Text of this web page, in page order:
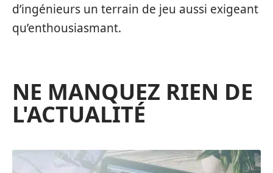
d’ingénieurs un terrain de jeu aussi exigeant
qu’enthousiasmant.
NE MANQUEZ RIEN DE
L'ACTUALITÉ